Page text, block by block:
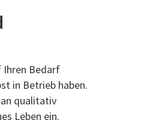
Ihren Bedarf
in Betrieb haben.
qualitativ
Leben ein.